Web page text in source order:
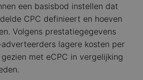
een basisbod instellen dat
CPC definieert en hoeven
Volgens prestatiegegevens
lagere kosten per
met eCPC in vergelijking